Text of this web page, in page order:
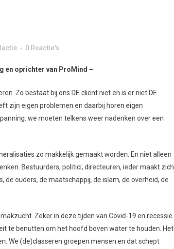
0 Reactie's
en oprichter van ProMind –
Zo bestaat bij ons DE cliënt niet en is er niet DE
zijn eigen problemen en daarbij horen eigen
we moeten telkens weer nadenken over een
zo makkelijk gemaakt worden. En niet alleen
Bestuurders, politici, directeuren, ieder maakt zich
de ouders, de maatschappij, de islam, de overheid, de
Zeker in deze tijden van Covid-19 en recessie
te benutten om het hoofd boven water te houden. Het
We (de)classeren groepen mensen en dat schept